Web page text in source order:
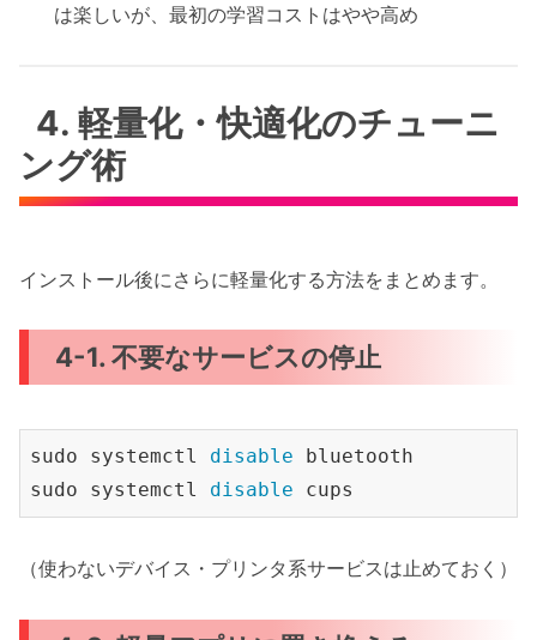
は楽しいが、最初の学習コストはやや高め
4. 軽量化・快適化のチューニ
ング術
インストール後にさらに軽量化する方法をまとめます。
4-1. 不要なサービスの停止
sudo systemctl disable bluetooth
sudo systemctl disable
（使わないデバイス・プリンタ系サービスは止めておく）